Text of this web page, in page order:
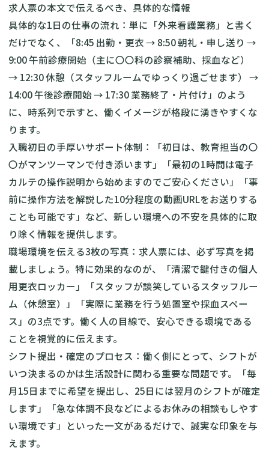
求人票の本文で伝えるべき、具体的な情報
具体的な1日の仕事の流れ：単に「外来看護業務」と書く
だけでなく、「8:45 出勤・更衣 → 8:50 朝礼・申し送り →
9:00 午前診療開始（主に〇〇科の診察補助、採血など）
→ 12:30 休憩（スタッフルームでゆっくり過ごせます） →
14:00 午後診療開始 → 17:30 業務終了・片付け」のよう
に、時系列で示すと、働くイメージが格段に湧きやすくな
ります。
入職初日の手厚いサポート体制：「初日は、教育担当の〇
〇がマンツーマンで付き添います」「最初の1時間は電子
カルテの操作説明から始めますのでご安心ください」「事
前に操作方法を解説した10分程度の動画URLをお送りする
ことも可能です」など、新しい環境への不安を具体的に取
り除く情報を提供します。
職場環境を伝える3枚の写真：求人票には、必ず写真を掲
載しましょう。特に効果的なのが、「清潔で鍵付きの個人
用更衣ロッカー」「スタッフが談笑しているスタッフルー
ム（休憩室）」「実際に業務を行う処置室や採血スペー
ス」の3点です。働く人の目線で、安心できる環境である
ことを視覚的に伝えます。
シフト提出・確定のプロセス：働く側にとって、シフトが
いつ決まるのかは生活設計に関わる重要な問題です。「毎
月15日までに希望を提出し、25日には翌月のシフトが確定
します」「急な体調不良などによるお休みの相談もしやす
い環境です」といった一文があるだけで、誠実な印象を与
えます。